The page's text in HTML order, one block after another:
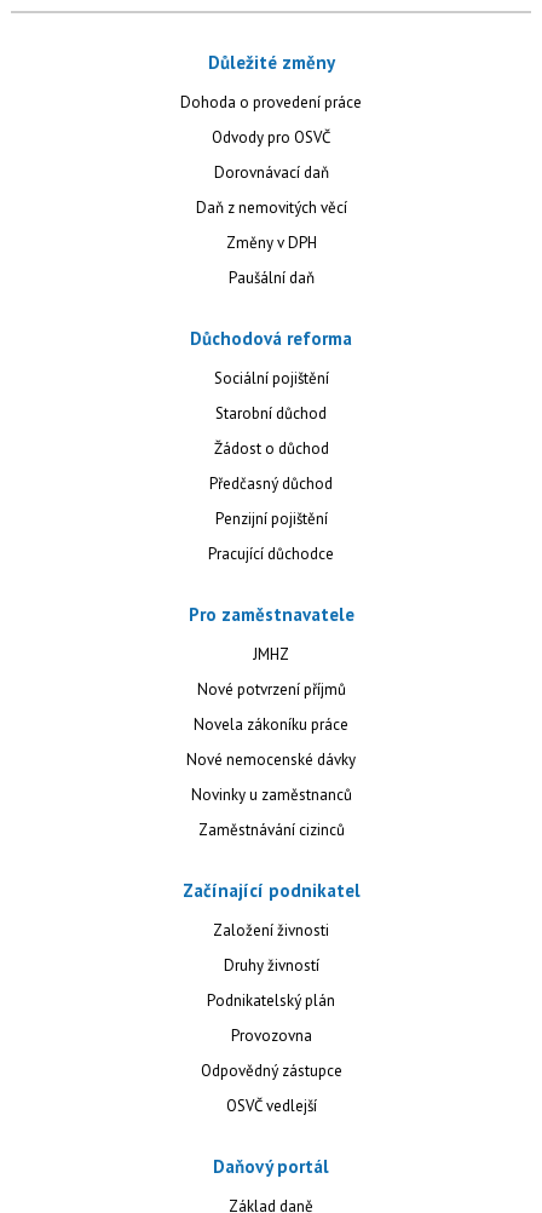
Důležité změny
Dohoda o provedení práce
Odvody pro OSVČ
Dorovnávací daň
Daň z nemovitých věcí
Změny v DPH
Paušální daň
Důchodová reforma
Sociální pojištění
Starobní důchod
Žádost o důchod
Předčasný důchod
Penzijní pojištění
Pracující důchodce
Pro zaměstnavatele
JMHZ
Nové potvrzení příjmů
Novela zákoníku práce
Nové nemocenské dávky
Novinky u zaměstnanců
Zaměstnávání cizinců
Začínající podnikatel
Založení živnosti
Druhy živností
Podnikatelský plán
Provozovna
Odpovědný zástupce
OSVČ vedlejší
Daňový portál
Základ daně